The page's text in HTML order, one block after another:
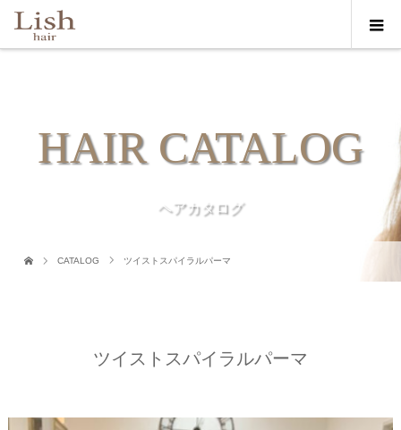
HAIR CATALOG
ヘアカタログ
CATALOG ツイストスパイラルパーマ
ツイストスパイラルパーマ